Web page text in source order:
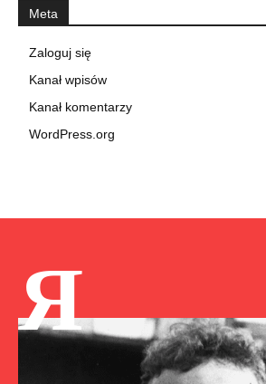
Meta
Zaloguj się
Kanał wpisów
Kanał komentarzy
WordPress.org
Я